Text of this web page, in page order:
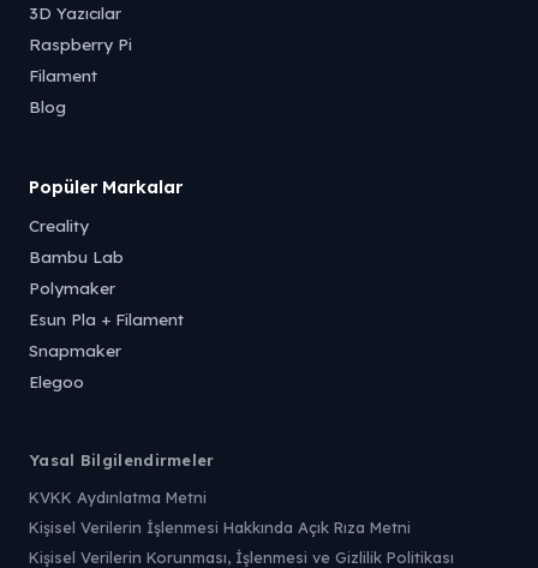
3D Yazıcılar
Raspberry Pi
Filament
Blog
Popüler Markalar
Creality
Bambu Lab
Polymaker
Esun Pla + Filament
Snapmaker
Elegoo
Yasal Bilgilendirmeler
KVKK Aydınlatma Metni
Kişisel Verilerin İşlenmesi Hakkında Açık Rıza Metni
Kişisel Verilerin Korunması, İşlenmesi ve Gizlilik Politikası